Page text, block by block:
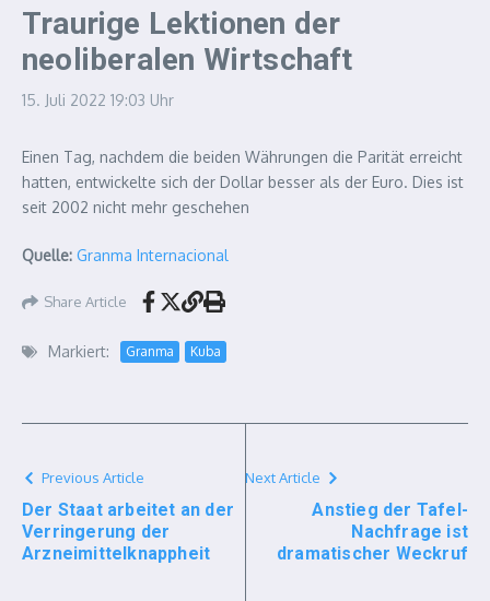
Traurige Lektionen der
neoliberalen Wirtschaft
15. Juli 2022 19:03 Uhr
Einen Tag, nachdem die beiden Währungen die Parität erreicht
hatten, entwickelte sich der Dollar besser als der Euro. Dies ist
seit 2002 nicht mehr geschehen
Quelle: Granma Internacional
Share Article
Markiert: Granma Kuba
Previous Article
Der Staat arbeitet an der
Verringerung der
Arzneimittelknappheit
Next Article
Anstieg der Tafel-
Nachfrage ist
dramatischer Weckruf